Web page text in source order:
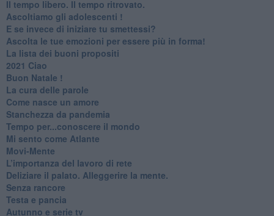
​Il tempo libero. Il tempo ritrovato.
Ascoltiamo gli adolescenti !
​E se invece di iniziare tu smettessi?
​Ascolta le tue emozioni per essere più in forma!
​La lista dei buoni propositi
2021 Ciao
Buon Natale !
​La cura delle parole
​Come nasce un amore
Stanchezza da pandemia
​Tempo per...conoscere il mondo
​Mi sento come Atlante
​Movi-Mente
​L’importanza del lavoro di rete
​Deliziare il palato. Alleggerire la mente.
​Senza rancore
​Testa e pancia
​Autunno e serie tv